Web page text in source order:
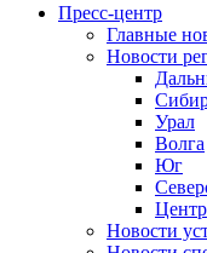
Пресс-центр
Главные
Новости
Урал
Волга
Юг
Центр
Новости